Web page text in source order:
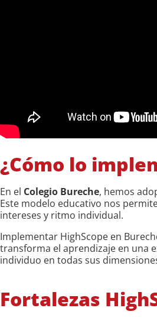
¿Cómo lo
En el Colegio Bureche, hemos
Este modelo educativo nos
intereses y ritmo individual.
Implementar HighScope en
transforma el aprendizaje en una
individuo en todas sus
Fortalezas